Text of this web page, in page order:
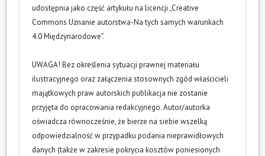
udostępnia jako część artykułu na licencji „Creative
Commons Uznanie autorstwa-Na tych samych warunkach
4.0 Międzynarodowe”.
UWAGA! Bez określenia sytuacji prawnej materiału
ilustracyjnego oraz załączenia stosownych zgód właścicieli
majątkowych praw autorskich publikacja nie zostanie
przyjęta do opracowania redakcyjnego. Autor/autorka
oświadcza równocześnie, że bierze na siebie wszelką
odpowiedzialność w przypadku podania nieprawidłowych
danych (także w zakresie pokrycia kosztów poniesionych